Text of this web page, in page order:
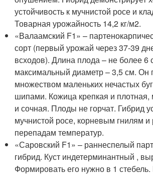
устойчивость к мучнистой росе и
Товарная урожайность 14,2 кг/м2.
«Валаамский F1» –
сорт (первый урожай через 37-39
всходов). Длина плода – не более 6
максимальный диаметр – 3,5 см. Он
множеством маленьких нечастых
шипами. Кожица крепкая и плотная,
и сочная. Плоды не горчат. Гибрид
мучнистой росе, корневым гнилям и
перепадам температур.
«Саровский F1» – раннеспелый
гибрид. Куст индетерминантный ,
Формировать его нужно в 1 стебель.